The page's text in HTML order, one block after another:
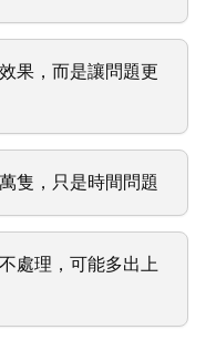
果，而是讓問題更
隻，只是時間問題
處理，可能多出上